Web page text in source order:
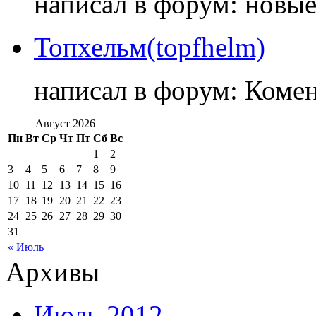
Топхельм(topfhelm)
написал в форум:
Август 2026
Пн Вт Ср Чт Пт Сб Вс
« Июль
1
2
3
4 5 6 7 8
9
10 11 12 13 14 15 16
17 18 19 20 21 22 23
24 25 26 27 28 29 30
31
Архивы